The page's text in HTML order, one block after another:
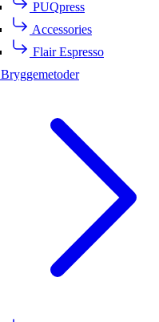
PUQpress
Accessories
Flair Espresso
Bryggemetoder